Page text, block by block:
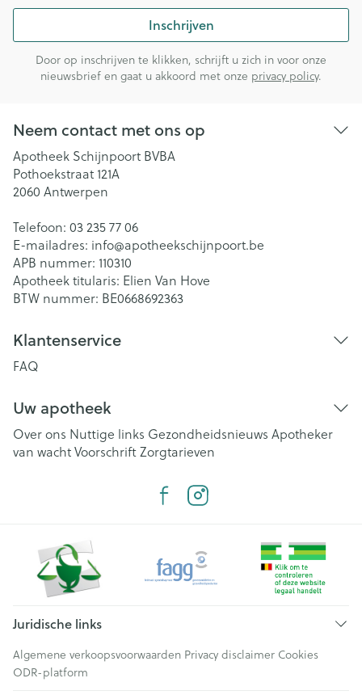
Inschrijven
Door op inschrijven te klikken, schrijft u zich in voor onze
nieuwsbrief en gaat u akkoord met onze privacy policy.
Neem contact met ons op
Apotheek Schijnpoort BVBA
Pothoekstraat 121A
2060 Antwerpen
Telefoon: 03 235 77 06
E-mailadres: info@apotheekschijnpoort.be
APB nummer: 110310
Apotheek titularis: Elien Van Hove
BTW nummer: BE0668692363
Klantenservice
FAQ
Uw apotheek
Over ons Nuttige links Gezondheidsnieuws Apotheker
van wachtVoorschriftZorgtarieven
Juridische links
Algemene verkoopsvoorwaarden Privacy disclaimer Cookies
ODR-platform